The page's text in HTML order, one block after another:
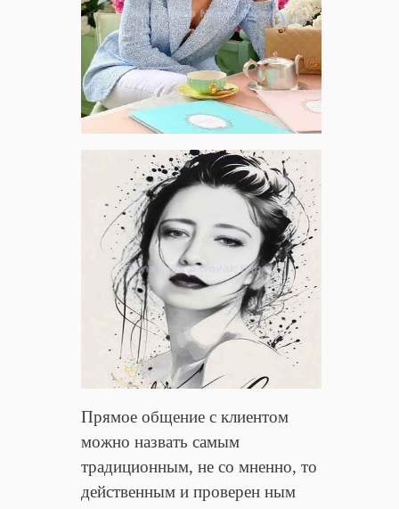
Прямое общение с клиентом
можно назвать самым
традиционным, не со мненно, то
действенным и проверен ным